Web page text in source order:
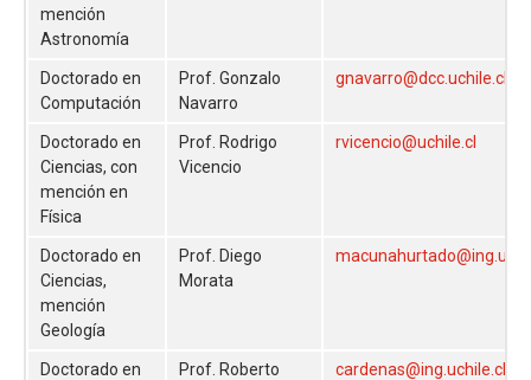
mención
Astronomía
Doctorado en
Computación
Prof. Gonzalo
Navarro
gnavarro@dcc.uchile.cl
Doctorado en
Ciencias, con
mención en
Física
Prof. Rodrigo
Vicencio
rvicencio@uchile.cl
Doctorado en
Ciencias,
mención
Geología
Prof. Diego
Morata
Doctorado en
Prof. Roberto
cardenas@ing.uchile.cl